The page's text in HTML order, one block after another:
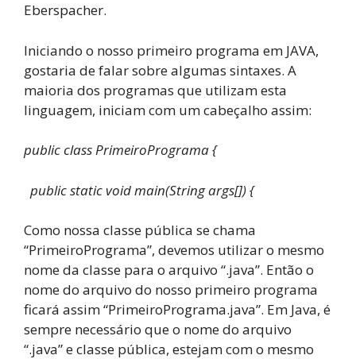
Eberspacher.
Iniciando o nosso primeiro programa em JAVA,
gostaria de falar sobre algumas sintaxes. A
maioria dos programas que utilizam esta
linguagem, iniciam com um cabeçalho assim:
public class PrimeiroPrograma {
public static void main(String args[]) {
Como nossa classe pública se chama
“PrimeiroPrograma”, devemos utilizar o mesmo
nome da classe para o arquivo “.java”. Então o
nome do arquivo do nosso primeiro programa
ficará assim “PrimeiroPrograma.java”. Em Java, é
sempre necessário que o nome do arquivo
“.java” e classe pública, estejam com o mesmo